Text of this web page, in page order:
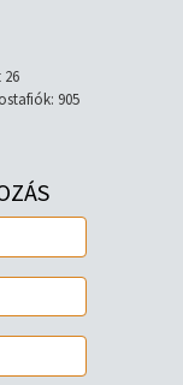
26
905